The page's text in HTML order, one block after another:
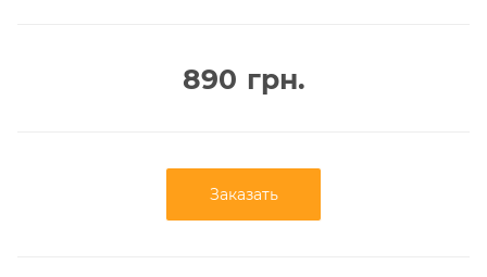
890 грн.
Заказать